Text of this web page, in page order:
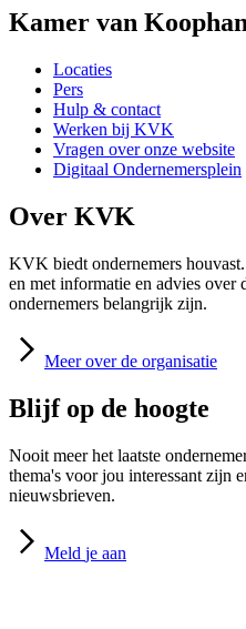
Kamer van
Locaties
Pers
Hulp & contact
Werken bij KVK
Vragen over onze website
Digitaal Ondernemersplein
Over KVK
KVK biedt ondernemers
en met informatie en advies over
ondernemers belangrijk zijn.
Meer over de organisatie
Blijf op de hoogte
Nooit meer het laatste
thema's voor jou interessant zijn
nieuwsbrieven.
Meld je aan